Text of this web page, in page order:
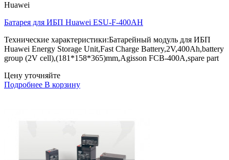
Huawei
Батарея для ИБП Huawei ESU-F-400AH
Технические характеристики:Батарейный модуль для ИБП
Huawei Energy Storage Unit,Fast Charge Battery,2V,400Ah,battery
group (2V cell),(181*158*365)mm,Agisson FCB-400A,spare part
Цену уточняйте
Подробнее В корзину